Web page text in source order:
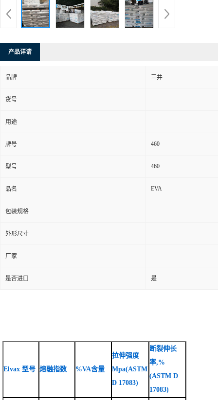
产品详请
品牌 三井
货号
用途
牌号 460
型号 460
品名 EVA
包装规格
外形尺寸
厂家
是否进口 是
Elvax 型号 熔融指数 %VA含量
拉伸强度
Mpa(ASTM
D 17083)
断裂伸长
率,%
(ASTM D
17083)